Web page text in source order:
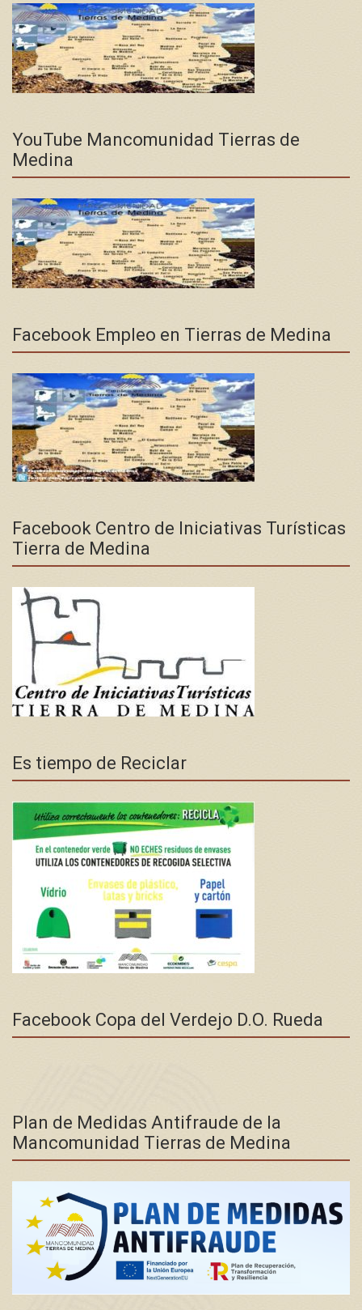
YouTube Mancomunidad Tierras de
Medina
Facebook Empleo en Tierras de Medina
Facebook Centro de Iniciativas Turísticas
Tierra de Medina
Es tiempo de Reciclar
Facebook Copa del Verdejo D.O. Rueda
Plan de Medidas Antifraude de la
Mancomunidad Tierras de Medina